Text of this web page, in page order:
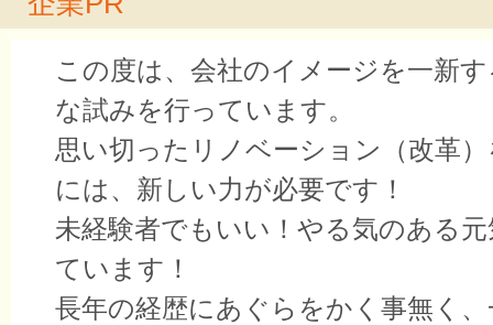
この度は、会社のイメージを一新
な試みを行っています。
思い切ったリノベーション（改革
には、新しい力が必要です！
未経験者でもいい！やる気のある
ています！
長年の経歴にあぐらをかく事無く